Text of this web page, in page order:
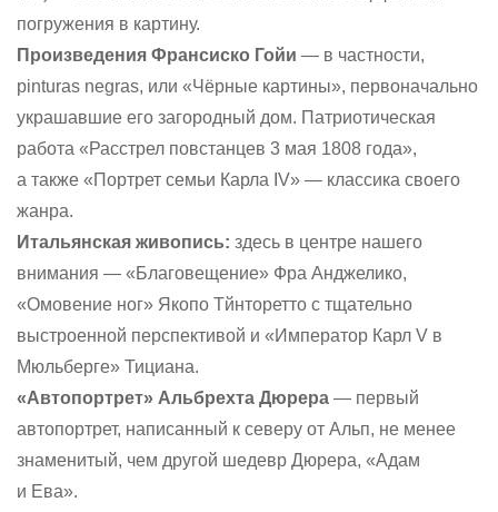
погружения в картину.
Произведения Франсиско Гойи — в частности,
pinturas negras, или «Чёрные картины», первоначально
украшавшие его загородный дом. Патриотическая
работа «Расстрел повстанцев 3 мая 1808 года»,
а также «Портрет семьи Карла IV» — классика своего
жанра.
Итальянская живопись: здесь в центре нашего
внимания — «Благовещение» Фра Анджелико,
«Омовение ног» Якопо Тйнторетто с тщательно
выстроенной перспективой и «Император Карл V в
Мюльберге» Тициана.
«Автопортрет» Альбрехта Дюрера — первый
автопортрет, написанный к северу от Альп, не менее
знаменитый, чем другой шедевр Дюрера, «Адам
и Ева».